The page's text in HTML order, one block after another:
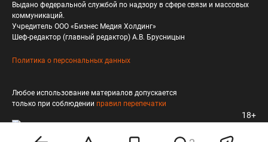
Выдано федеральной службой по надзору в сфере связи и массовых
коммуникаций.
Учредитель ООО «Бизнес Медия Холдинг»
Шеф-редактор (главный редактор) А.В. Брусницын
Политика о персональных данных
Любое использование материалов допускается
только при соблюдении правил перепечатки
18+